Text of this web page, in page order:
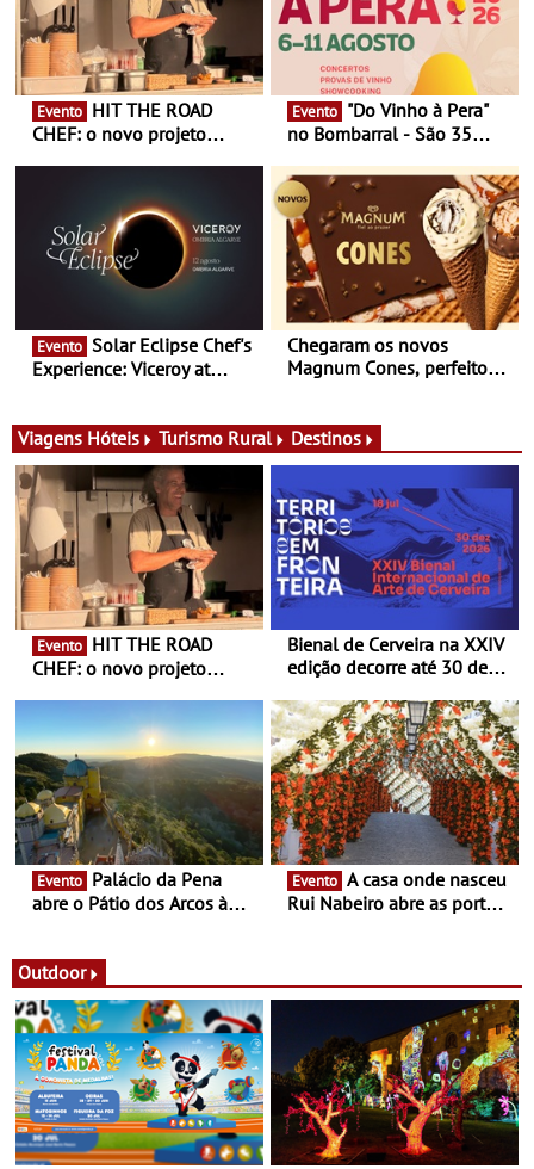
Evento
CHEF: o novo projeto
conceito gastronómico
itinerante que percorre
Portugal
Evento
no Bombarral - São 35
prova e seis dias de
experiências
Evento
Experience: Viceroy at
exclusiva
Chegaram os novos
Magnum Cones, perfeitos
Viagens Hóteis Turismo Rural Destinos
Evento
CHEF: o novo projeto
Queiroz Ribeiro - Um novo
conceito gastronómico
itinerante que percorre
Portugal
Bienal de Cerveira na XXIV
edição decorre até 30 de
enquanto “Territórios sem
Fronteira”
Evento
abre o Pátio dos Arcos à
Evento
Rui Nabeiro abre as portas
16 de agosto
Outdoor